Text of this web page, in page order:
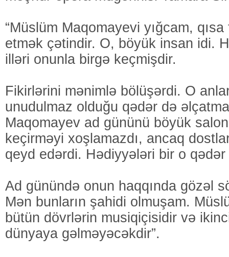
“Müslüm Maqomayevi yığcam,
etmək çətindir. O, böyük insan idi.
illəri onunla birgə keçmişdir.
Fikirlərini mənimlə bölüşərdi. O
unudulmaz olduğu qədər də
Maqomayev ad gününü böyük
keçirməyi xoşlamazdı, ancaq
qeyd edərdi. Hədiyyələri bir o
Ad günündə onun haqqında gözəl
Mən bunların şahidi olmuşam.
bütün dövrlərin musiqiçisidir və
dünyaya gəlməyəcəkdir”.